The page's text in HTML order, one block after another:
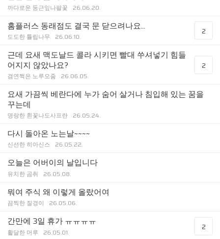
까다로운 둥근잎나팔꽃 26.06.20.
홈플러스 동래점도 결국 문 닫으려나요...
도도한 튤립나무 26.06.10.
2
근데 요새 맥도날드 콜라 시키면 빨대 쑤셔넣기 힘들
어지지 않았나요?
겸연쩍은 노루오줌 26.06.05.
2
요새 가끔씩 베란다에 누가 숨어 살거나 침입해 있는 꿈을
꾸는데
명랑한 흰꽃나도사프란 26.05.24.
다시 돌아온 노는날~~~~
신선한 히아신스 26.05.22.
오늘은 어버이의 날입니다
유치한 곰취 26.05.08.
뭐여 주식 왜 이렇게 올랐어여
끔찍한 질경이 26.05.06.
간만에 3일 휴가 ㅠㅠㅠㅠ
활달한 머루 26.05.01.
2